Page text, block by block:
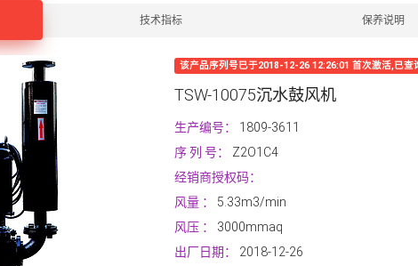
技术指标 保养说明
该产品序列号已于2018-12-26 12:26:01 首次激活,已查
TSW-10075沉水鼓风机
生产编号：
1809-3611
序 列 号：
Z2O1C4
经销商授权码：
风量 ：
5.33m3/min
风压 ：
3000mmaq
出厂日期：
2018-12-26